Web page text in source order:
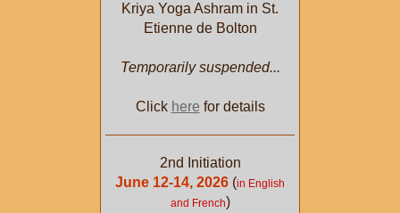
Kriya Yoga Ashram in St.
Etienne de Bolton
Temporarily suspended...
Click here for details
2nd Initiation
June 12-14, 2026 (in English
and French)